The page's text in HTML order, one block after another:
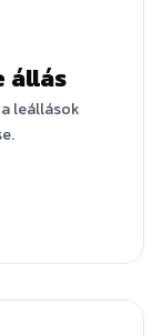
állás
leállások